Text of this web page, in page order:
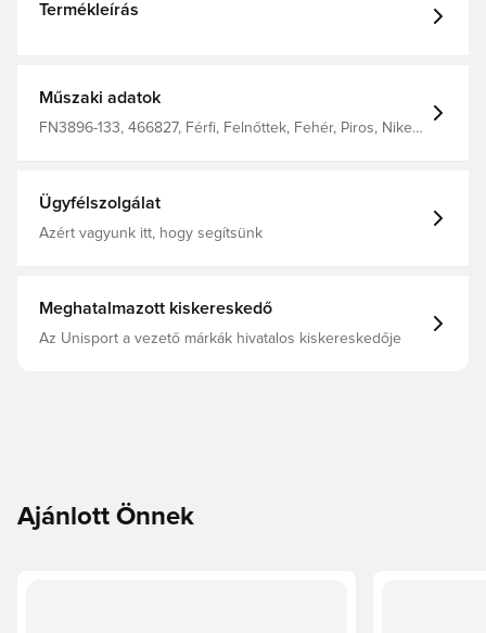
Termékleírás
Műszaki adatok
FN3896-133, 466827, Férfi, Felnőttek, Fehér, Piros, Nike,
Ügyfélszolgálat
Azért vagyunk itt, hogy segítsünk
Meghatalmazott kiskereskedő
Az Unisport a vezető márkák hivatalos kiskereskedője
Ajánlott Önnek